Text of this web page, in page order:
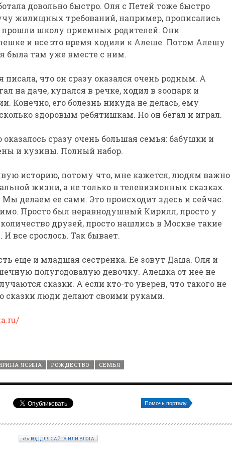
довольно быстро. Оля с Петей тоже быстро
жилищных требований, например, прописались
прошли школу приемных родителей. Они
и все это время ходили к Алеше. Потом Алешу
была там уже вместе с ним.
что он сразу оказался очень родным. А
на даче, купался в речке, ходил в зоопарк и
Конечно, его болезнь никуда не делась, ему
здоровым ребятишкам. Но он бегал и играл.
сразу очень большая семья: бабушки и
и кузины. Полный набор.
историю, потому что, мне кажется, людям важно
жизни, а не только в телевизионных сказках.
делаем ее сами. Это происходит здесь и сейчас.
Просто был неравнодушный Кирилл, просто у
друзей, просто нашлись в Москве такие
все срослось. Так бывает.
еще и младшая сестренка. Ее зовут Даша. Оля и
полугодовалую девочку. Алешка от нее не
сказки. А если кто-то уверен, что такого не
сказки люди делают своими руками.
ЯСИНА РОЖДЕСТВО СЕМЬЯ
Помочь порталу
<\> КОД ДЛЯ САЙТА ИЛИ БЛОГА